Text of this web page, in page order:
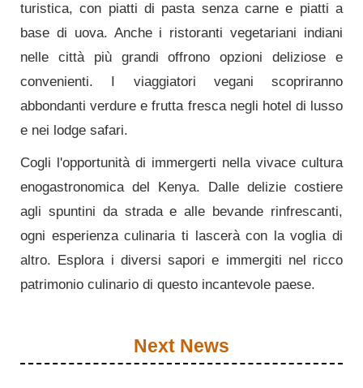
turistica, con piatti di pasta senza carne e piatti a
base di uova. Anche i ristoranti vegetariani indiani
nelle città più grandi offrono opzioni deliziose e
convenienti. I viaggiatori vegani scopriranno
abbondanti verdure e frutta fresca negli hotel di lusso
e nei lodge safari.
Cogli l'opportunità di immergerti nella vivace cultura
enogastronomica del Kenya. Dalle delizie costiere
agli spuntini da strada e alle bevande rinfrescanti,
ogni esperienza culinaria ti lascerà con la voglia di
altro. Esplora i diversi sapori e immergiti nel ricco
patrimonio culinario di questo incantevole paese.
Next News